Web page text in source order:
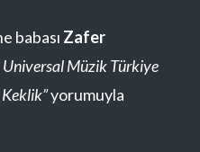
babası Zafer
Universal Müzik Türkiye
Keklik”yorumuyla